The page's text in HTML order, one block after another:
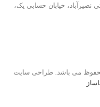
خیابان حسابی یک،
می باشد. طراحی سایت